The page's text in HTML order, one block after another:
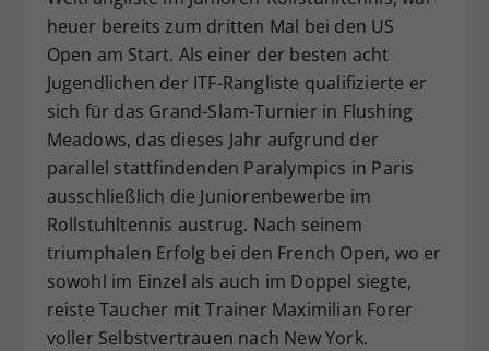
heuer bereits zum dritten Mal bei den US
Open am Start. Als einer der besten acht
Jugendlichen der ITF-Rangliste qualifizierte er
sich für das Grand-Slam-Turnier in Flushing
Meadows, das dieses Jahr aufgrund der
parallel stattfindenden Paralympics in Paris
ausschließlich die Juniorenbewerbe im
Rollstuhltennis austrug. Nach seinem
triumphalen Erfolg bei den French Open, wo er
sowohl im Einzel als auch im Doppel siegte,
reiste Taucher mit Trainer Maximilian Forer
voller Selbstvertrauen nach New York.
Zweck
Dieser Wert speichert Ihre Consent-
Einstellungen. Unter anderem eine
zufällig generierte ID, für die
historische Speicherung Ihrer
vorgenommen Einstellungen, falls der
Webseiten-Betreiber dies eingestellt
hat.